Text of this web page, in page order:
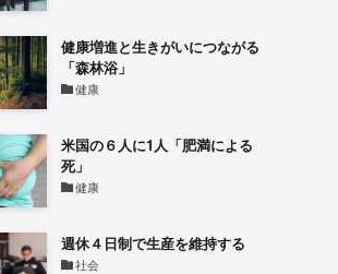
健康増進と生きがいにつながる
「森林浴」
健康
米国の６人に1人「肥満による
死」
健康
週休４日制で生産を維持する
社会